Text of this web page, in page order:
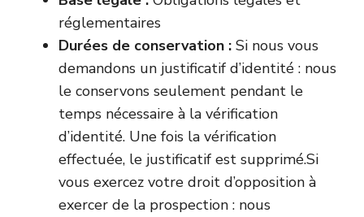
réglementaires
Durées de conservation : Si nous vous
demandons un justificatif d’identité : nous
le conservons seulement pendant le
temps nécessaire à la vérification
d’identité. Une fois la vérification
effectuée, le justificatif est supprimé.Si
vous exercez votre droit d’opposition à
exercer de la prospection : nous